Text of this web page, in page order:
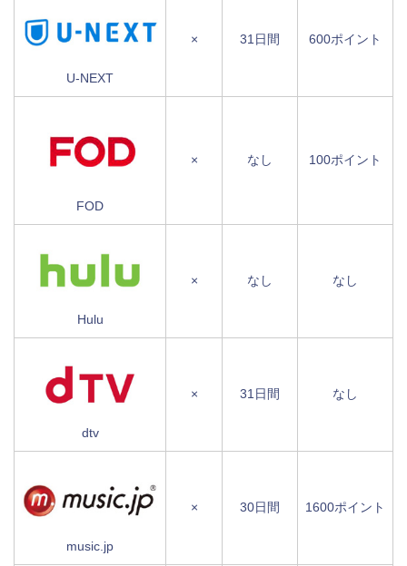
U-NEXT
× 31日間 600ポイント
FOD
× なし 100ポイント
Hulu
× なし なし
dtv
× 31日間 なし
music.jp
× 30日間 1600ポイント